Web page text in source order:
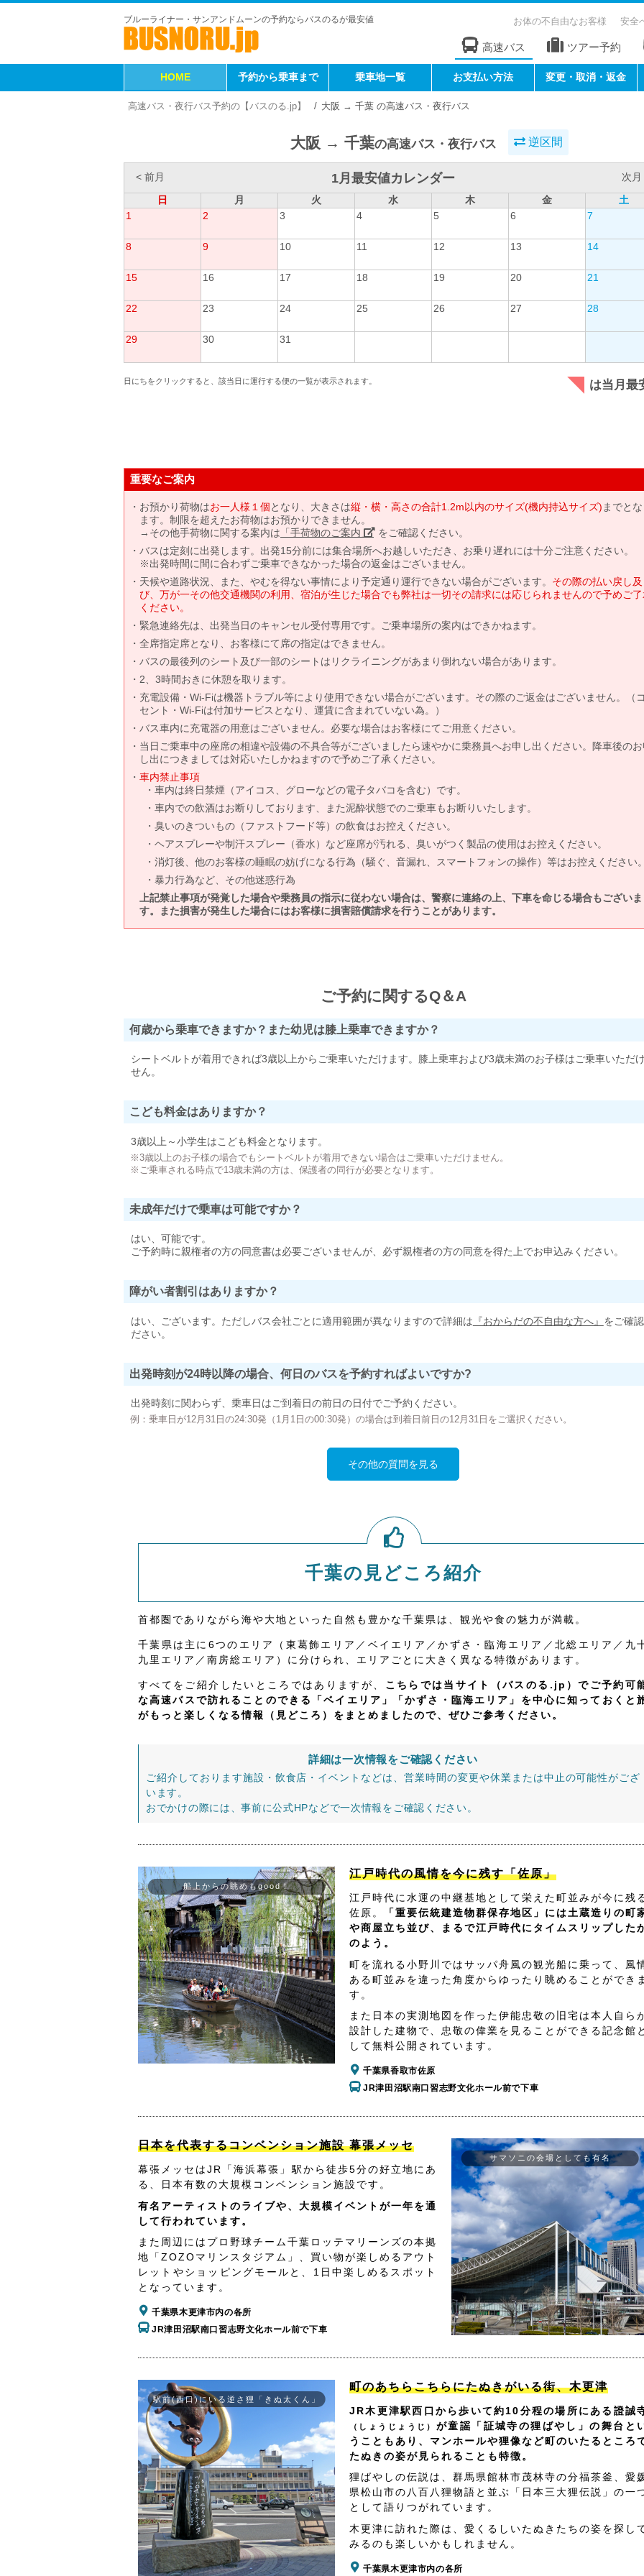
ブルーライナー・サンアンドムーンの予約ならバスのるが最安値 お体の不自由なお客様 安全
高速バス ツアー予約
HOME 予約から乗車まで 乗車地一覧 お支払い方法 変更・取消・返金
高速バス・夜行バス予約の【バスのる.jp】 大阪 → 千葉 の高速バス・夜行バス
大阪 → 千葉の高速バス・夜行バス 逆区間
< 前月 1月最安値カレンダー
次月
日
月 火 水 木 金
土
1
2 3 4 5 6 7
8 9 10 11 12 13 14
15 16 17 18 19 20 21
22 23 24 25 26 27 28
29 30 31
日にちをクリックすると、該当日に運行する便の一覧が表示されます。 は当月最
重要なご案内
お預かり荷物はお一人様１個となり、大きさは縦・横・高さの合計1.2m以内のサイズ(機内持込サイズ) までと
ます。制限を超えたお荷物はお預かりできません。
→その他手荷物に関する案内は 「手荷物のご案内」 をご確認ください。
バスは定刻に出発します。出発15分前には集合場所へお越しいただき、お乗り遅れには十分ご注意ください。
※出発時間に間に合わずご乗車できなかった場合の返金はございません。
天候や道路状況、また、やむを得ない事情により予定通り運行できない場合がございます。 その際の払い戻し及
び、万が一その他交通機関の利用、宿泊が生じた場合でも弊社は一切その請求には応じられませんので予めご
ください。
緊急連絡先は、出発当日のキャンセル受付専用です。ご乗車場所の案内はできかねます。
全席指定席となり、お客様にて席の指定はできません。
バスの最後列のシート及び一部のシートはリクライニングがあまり倒れない場合があります。
2、3時間おきに休憩を取ります。
充電設備・Wi-Fiは機器トラブル等により使用できない場合がございます。その際のご返金はございません。（
セント・Wi-Fiは付加サービスとなり、運賃に含まれていない為。）
バス車内に充電器の用意はございません。必要な場合はお客様にてご用意ください。
当日ご乗車中の座席の相違や設備の不具合等がございましたら速やかに乗務員へお申し出ください。降車後の
し出につきましては対応いたしかねますので予めご了承ください。
車内禁止事項
車内は終日禁煙（アイコス、グローなどの電子タバコを含む）です。
車内での飲酒はお断りしております、また泥酔状態でのご乗車もお断りいたします。
臭いのきついもの（ファストフード等）の飲食はお控えください。
ヘアスプレーや制汗スプレー（香水）など座席が汚れる、臭いがつく製品の使用はお控えください。
消灯後、他のお客様の睡眠の妨げになる行為（騒ぐ、音漏れ、スマートフォンの操作）等はお控えください
暴力行為など、その他迷惑行為
上記禁止事項が発覚した場合や乗務員の指示に従わない場合は、警察に連絡の上、下車を命じる場合もございま
す。また損害が発生した場合にはお客様に損害賠償請求を行うことがあります。
ご予約に関するQ＆A
何歳から乗車できますか？また幼児は膝上乗車できますか？
シートベルトが着用できれば3歳以上からご乗車いただけます。膝上乗車および3歳未満のお子様はご乗車いただ
せん。
こども料金はありますか？
3歳以上～小学生はこども料金となります。
※3歳以上のお子様の場合でもシートベルトが着用できない場合はご乗車いただけません。
※ご乗車される時点で13歳未満の方は、保護者の同行が必要となります。
未成年だけで乗車は可能ですか？
はい、可能です。
ご予約時に親権者の方の同意書は必要ございませんが、必ず親権者の方の同意を得た上でお申込みください。
障がい者割引はありますか？
はい、ございます。ただしバス会社ごとに適用範囲が異なりますので詳細は 『おからだの不自由な方へ』 をご確
ださい。
出発時刻が24時以降の場合、何日のバスを予約すればよいですか?
出発時刻に関わらず、乗車日はご到着日の前日の日付でご予約ください。
例：乗車日が12月31日の24:30発（1月1日の00:30発）の場合は到着日前日の12月31日をご選択ください。
その他の質問を見る
千葉の見どころ紹介
首都圏でありながら海や大地といった自然も豊かな千葉県は、観光や食の魅力が満載。
千葉県は主に6つのエリア（東葛飾エリア／ベイエリア／かずさ・臨海エリア／北総エリア／九
九里エリア／南房総エリア）に分けられ、エリアごとに大きく異なる特徴があります。
すべてをご紹介したいところではありますが、 こちらでは当サイト（バスのる.jp）でご予約可
な高速バスで訪れることのできる「ベイエリア」「かずさ・臨海エリア」を中心に知っておくと
がもっと楽しくなる情報（見どころ）をまとめましたので、ぜひご参考ください。
詳細は一次情報をご確認ください
ご紹介しております施設・飲食店・イベントなどは、営業時間の変更や休業または中止の可能性がござ
います。
おでかけの際には、事前に公式HPなどで一次情報をご確認ください。
船上からの眺めもgood！
江戸時代の風情を今に残す「佐原」
江戸時代に水運の中継基地として栄えた町並みが今に残
佐原。
「重要伝統建造物群保存地区」には土蔵造りの町
や商屋立ち並び、まるで江戸時代にタイムスリップした
のよう。
町を流れる小野川ではサッパ舟風の観光船に乗って、風
ある町並みを違った角度からゆったり眺めることができ
す。
また日本の実測地図を作った伊能忠敬の旧宅は本人自ら
設計した建物で、忠敬の偉業を見ることができる記念館
して無料公開されています。
千葉県香取市佐原
JR津田沼駅南口習志野文化ホール前で下車
日本を代表するコンベンション施設 幕張メッセ
幕張メッセはJR「海浜幕張」駅から徒歩5分の好立地にあ
る、日本有数の大規模コンベンション施設です。
有名アーティストのライブや、大規模イベントが一年を通
して行われています。
また周辺にはプロ野球チーム千葉ロッテマリーンズの本拠
地「ZOZOマリンスタジアム」、買い物が楽しめるアウト
レットやショッピングモールと、1日中楽しめるスポット
となっています。
千葉県木更津市内の各所
JR津田沼駅南口習志野文化ホール前で下車
サマソニの会場としても有名
駅前(西口)にいる逆さ狸「きぬ太くん」
町のあちらこちらにたぬきがいる街、木更津
JR木更津駅西口から歩いて約10分程の場所にある證誠
（しょうじょうじ） が童謡「証城寺の狸ばやし」の舞台と
うこともあり、マンホールや狸像など町のいたるところ
たぬきの姿が見られることも特徴。
狸ばやしの伝説は、群馬県館林市茂林寺の分福茶釜、愛
県松山市の八百八狸物語と並ぶ「日本三大狸伝説」の一
として語りつがれています。
木更津に訪れた際は、愛くるしいたぬきたちの姿を探し
みるのも楽しいかもしれません。
千葉県木更津市内の各所